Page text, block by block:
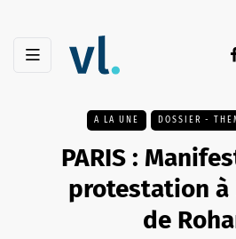
A LA UNE DOSSIER -
PARIS :
protestation à
de